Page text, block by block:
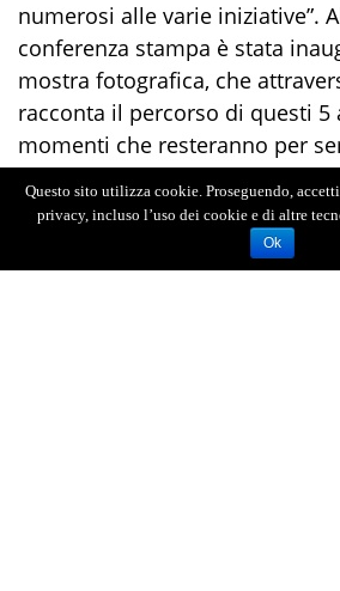
numerosi alle varie iniziative”.
conferenza stampa è stata
mostra fotografica, che
racconta il percorso di questi
momenti che resteranno per
dell’Azienda Trasporti.
Questo sito utilizza cookie. Proseguendo,
privacy, incluso l’uso dei cookie e di altre
Ok